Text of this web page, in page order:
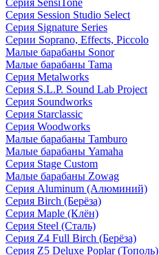
Серия SensiTone
Серия Session Studio Select
Серия Signature Series
Серии Soprano, Effects, Piccolo
Малые барабаны Sonor
Малые барабаны Tama
Серия Metalworks
Серия S.L.P. Sound Lab Project
Серия Soundworks
Серия Starclassic
Серия Woodworks
Малые барабаны Tamburo
Малые барабаны Yamaha
Серия Stage Custom
Малые барабаны Zowag
Серия Aluminum (Алюминий)
Серия Birch (Берёза)
Серия Maple (Клён)
Серия Steel (Сталь)
Серия Z4 Full Birch (Берёза)
Серия Z5 Deluxe Poplar (Тополь)